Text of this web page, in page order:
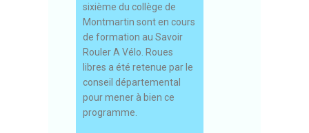
sixième du collège de
Montmartin sont en cours
de formation au Savoir
Rouler A Vélo. Roues
libres a été retenue par le
conseil départemental
pour mener à bien ce
programme.